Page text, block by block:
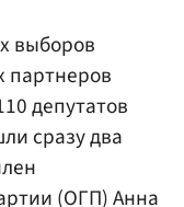
выборов
партнеров
депутатов
сразу два
(ОГП) Анна